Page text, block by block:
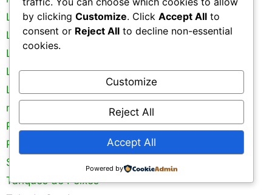
Lona Plastica Preta
Lona Preta
Lona sob Medida
Lona Transparente
Lonas Plásticas
na de piscina
Plastico Mulching
Plastico para Estufa
Silagem
Tanques de Peixes
by clicking Customize. Click Accept All to
consent or Reject All to decline non-essential
cookies.
Customize
Reject All
Accept All
Powered by